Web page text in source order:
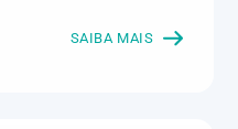
SAIBA MAIS